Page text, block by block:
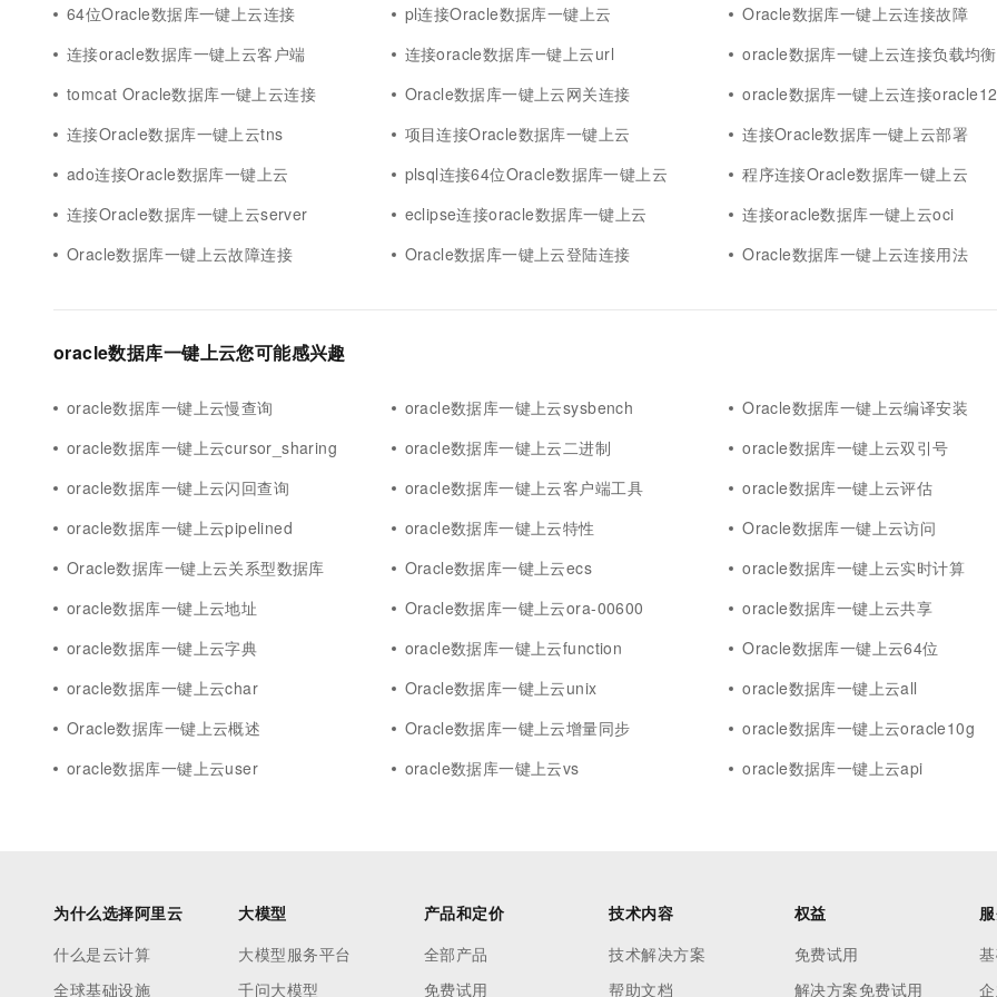
64位Oracle数据库一键上云连接 pl连接Oracle数据库一键上云
Oracle数据库一键上云连接故障
连接oracle数据库一键上云客户端
连接oracle数据库一键上云url
oracle数据库一键上云连接负载均衡
tomcat Oracle数据库一键上云连接
Oracle数据库一键上云网关连接
oracle数据库一键上云连接
连接Oracle数据库一键上云tns
项目连接Oracle数据库一键上云
连接Oracle数据库一键上云部署
ado连接Oracle数据库一键上云
plsql连接64位Oracle数据库一键上云
程序连接Oracle数据库一键上云
连接Oracle数据库一键上云server
eclipse连接oracle数据库一键上云
连接oracle数据库一键上云oci
Oracle数据库一键上云故障连接
Oracle数据库一键上云登陆连接 Oracle数据库一键上云连接用法
oracle数据库一键上云您可能感兴趣
oracle数据库一键上云慢查询 oracle数据库一键上云sysbench
Oracle数据库一键上云编译安装
oracle数据库一键上云cursor_sharing
oracle数据库一键上云二进制
oracle数据库一键上云双引号
oracle数据库一键上云闪回查询
oracle数据库一键上云客户端工具
oracle数据库一键上云评估
oracle数据库一键上云pipelined
oracle数据库一键上云特性
Oracle数据库一键上云访问
Oracle数据库一键上云关系型数据库
Oracle数据库一键上云ecs
oracle数据库一键上云实时计算
oracle数据库一键上云地址
Oracle数据库一键上云ora-00600
oracle数据库一键上云共享
oracle数据库一键上云字典
oracle数据库一键上云function
Oracle数据库一键上云64位
oracle数据库一键上云char
Oracle数据库一键上云unix
oracle数据库一键上云all
Oracle数据库一键上云概述
Oracle数据库一键上云增量同步
oracle数据库一键上云oracle10g
oracle数据库一键上云user
oracle数据库一键上云vs oracle数据库一键上云api
为什么选择阿里云
什么是云计算
全球基础设施
大模型
大模型服务平台
千问大模型
产品和定价
全部产品
免费试用
技术内容
技术解决方案
帮助文档
权益
免费试用
解决方案免费试用